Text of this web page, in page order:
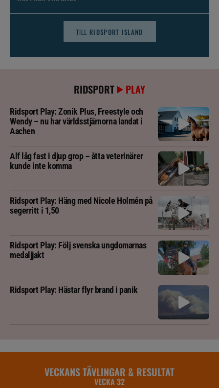
TILL RIDSPORT ISLAND
RIDSPORT PLAY
Ridsport Play: Zonik Plus, Freestyle och
Wendy – nu har världsstjärnorna landat i
Aachen
Alf låg fast i djup grop – åtta veterinärer
kunde inte komma
Ridsport Play: Häng med Nicole Holmén på
segerritt i 1,50
Ridsport Play: Följ svenska ungdomarnas
medaljjakt
Ridsport Play: Hästar flyr brand i panik
VECKANS TÄVLINGAR & RESULTAT
VECKA 32